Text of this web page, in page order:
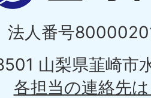
法人番号
山梨県韮崎市
各担当の連絡先